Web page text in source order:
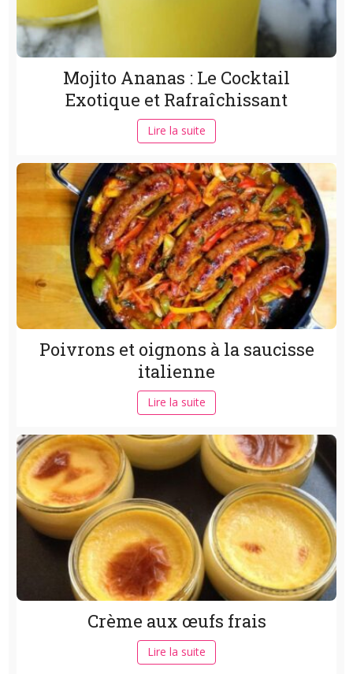
Mojito Ananas : Le Cocktail
Exotique et Rafraîchissant
Lire la suite
Poivrons et oignons à la saucisse
italienne
Lire la suite
Crème aux œufs frais
Lire la suite